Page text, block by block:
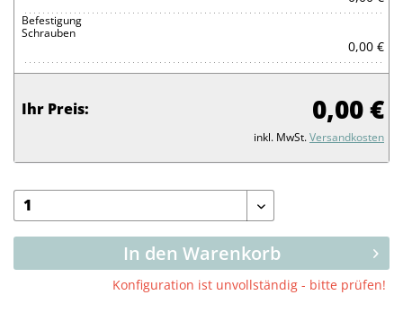
Befestigung
Schrauben
0,00 €
Ihr Preis: 0,00 €
inkl. MwSt.Versandkosten
In den Warenkorb
Konfiguration ist unvollständig - bitte prüfen!